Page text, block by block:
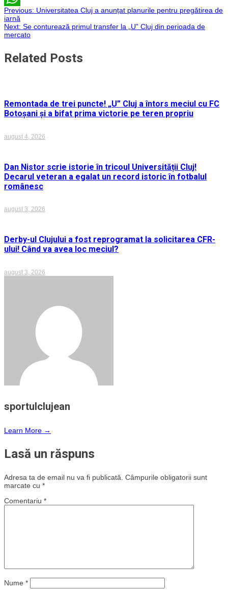
WhatsApp
Navigare
în
articole
Previous: Universitatea Cluj a anunțat planurile pentru pregătirea de
iarnă
Next: Se conturează primul transfer la „U” Cluj din perioada de
mercato
Related Posts
Remontada de trei puncte! „U” Cluj a întors meciul cu FC
Botoșani și a bifat prima victorie pe teren propriu
august 4, 2026
Dan Nistor scrie istorie în tricoul Universității Cluj!
Decarul veteran a egalat un record istoric în fotbalul
românesc
august 3, 2026
Derby-ul Clujului a fost reprogramat la solicitarea CFR-
ului! Când va avea loc meciul?
august 3, 2026
sportulclujean
Learn More →
Lasă un răspuns
Adresa ta de email nu va fi publicată. Câmpurile obligatorii sunt
marcate cu *
Comentariu *
Nume *